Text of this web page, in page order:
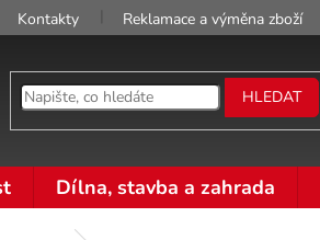
Kontakty Reklamace a výměna zboží
HLEDAT
Dílna, stavba a zahrada